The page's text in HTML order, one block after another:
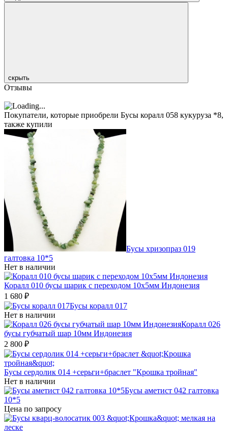
скрыть
Отзывы
Покупатели, которые приобрели Бусы коралл 058 кукуруза *8,
также купили
Бусы хризопраз 019
галтовка 10*5
Нет в наличии
Коралл 010 бусы шарик с переходом 10х5мм Индонезия
1 680 ₽
Бусы коралл 017
Нет в наличии
Коралл 026
бусы губчатый шар 10мм Индонезия
2 800 ₽
Бусы сердолик 014 +серьги+браслет "Крошка тройная"
Нет в наличии
Бусы аметист 042 галтовка
10*5
Цена по запросу